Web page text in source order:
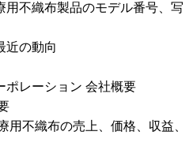
用不織布製品のモデル番号、写
近の動向
ポレーション 会社概要
用不織布の売上、価格、収益、